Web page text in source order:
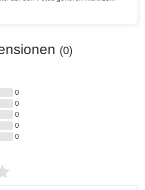
(0)
0
0
0
0
0